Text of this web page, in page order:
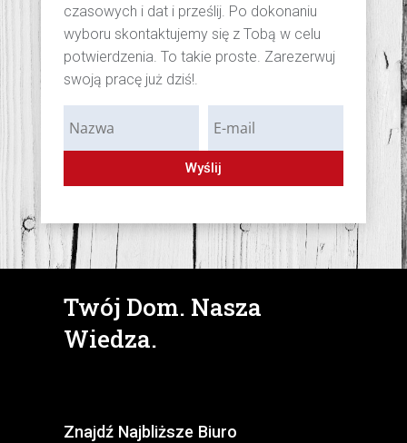
czasowych i dat i prześlij. Po dokonaniu
wyboru skontaktujemy się z Tobą w celu
potwierdzenia. To takie proste. Zarezerwuj
swoją pracę już dziś!.
Wyślij
Twój Dom. Nasza
Wiedza.
Znajdź Najbliższe Biuro